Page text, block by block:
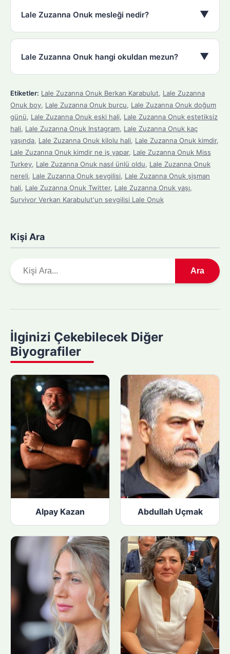
Lale Zuzanna Onuk mesleği nedir? ▼
Lale Zuzanna Onuk hangi okuldan mezun? ▼
Etiketler: Lale Zuzanna Onuk Berkan Karabulut, Lale Zuzanna
Onuk boy, Lale Zuzanna Onuk burcu, Lale Zuzanna Onuk doğum
günü, Lale Zuzanna Onuk eski hali, Lale Zuzanna Onuk estetiksiz
hali, Lale Zuzanna Onuk Instagram, Lale Zuzanna Onuk kaç
yaşında, Lale Zuzanna Onuk kilolu hali, Lale Zuzanna Onuk kimdir,
Lale Zuzanna Onuk kimdir ne iş yapar, Lale Zuzanna Onuk Miss
Turkey, Lale Zuzanna Onuk nasıl ünlü oldu, Lale Zuzanna Onuk
nereli, Lale Zuzanna Onuk sevgilisi, Lale Zuzanna Onuk şişman
hali, Lale Zuzanna Onuk Twitter, Lale Zuzanna Onuk yaşı,
Survivor Verkan Karabulut'un sevgilisi Lale Onuk
Kişi Ara
r
y
a
p
n
Ara
İlginizi Çekebilecek Diğer
Biyografiler
Alpay Kazan Abdullah Uçmak